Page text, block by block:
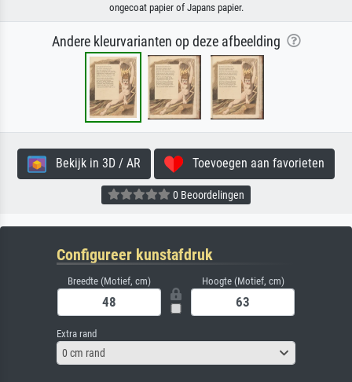
ongecoat papier of Japans papier.
Andere kleurvarianten op deze afbeelding
Bekijk in 3D / AR Toevoegen aan favorieten
0 Beoordelingen
Configureer kunstafdruk
Breedte (Motief, cm) Hoogte (Motief, cm)
Extra rand
0 cm rand